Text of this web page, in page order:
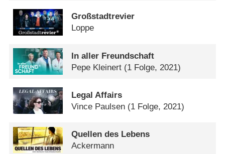
Großstadtrevier
Loppe
In aller Freundschaft
Pepe Kleinert (1 Folge, 2021)
Legal Affairs
Vince Paulsen (1 Folge, 2021)
Quellen des Lebens
Ackermann